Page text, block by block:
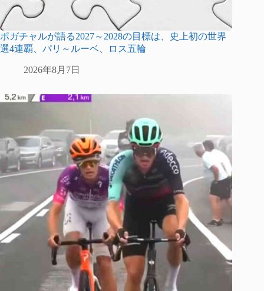
ポガチャルが語る2027～2028の目標は、史上初の世界
選4連覇、パリ～ルーベ、ロス五輪
2026年8月7日